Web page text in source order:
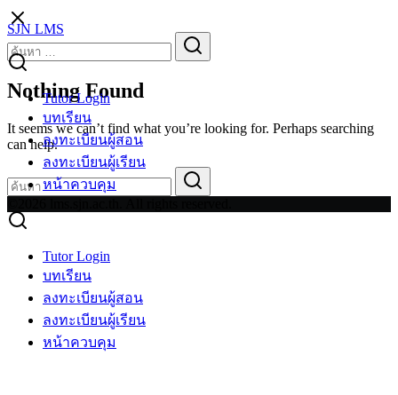
Skip
to
content
SJN LMS
Tutor Login
บทเรียน
ลงทะเบียนผู้สอน
ลงทะเบียนผู้เรียน
หน้าควบคุม
Tutor Login
บทเรียน
ลงทะเบียนผู้สอน
ลงทะเบียนผู้เรียน
หน้าควบคุม
Search
for:
Nothing Found
It seems we can’t find what you’re looking for. Perhaps searching
can help.
Search
for: